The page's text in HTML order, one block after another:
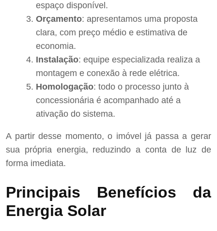
espaço disponível.
Orçamento: apresentamos uma proposta
clara, com preço médio e estimativa de
economia.
Instalação: equipe especializada realiza a
montagem e conexão à rede elétrica.
Homologação: todo o processo junto à
concessionária é acompanhado até a
ativação do sistema.
A partir desse momento, o imóvel já passa a gerar
sua própria energia, reduzindo a conta de luz de
forma imediata.
Principais Benefícios da
Energia Solar